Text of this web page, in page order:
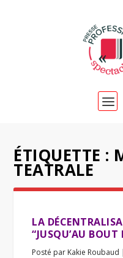
ÉTIQUETTE :
TEATRALE
LA
“JUSQU’AU
Posté par Kakie Roubaud